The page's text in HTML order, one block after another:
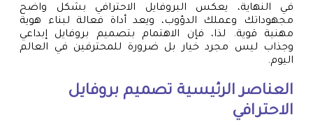
في النهاية، يعكس البروفايل الاحترافي بشكل واضح
مجهوداتك وعملك الدؤوب، ويعد أداة فعالة لبناء هوية
مهنية قوية. لذا، فإن الاهتمام بتصميم بروفايل إبداعي
وجذاب ليس مجرد خيار بل ضرورة للمحترفين في العالم
اليوم.
العناصر الرئيسية تصميم بروفايل
الاحترافي